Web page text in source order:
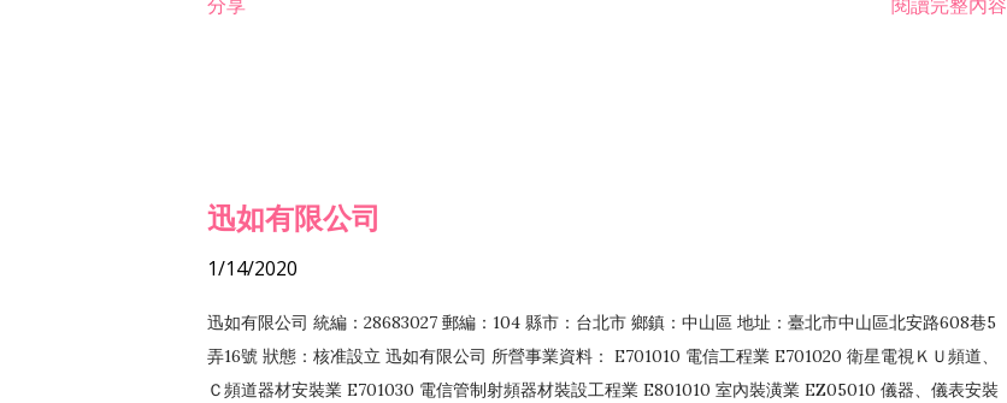
迅如有限公司
1/14/2020
迅如有限公司 統編：28683027 郵編：104 縣市：台北市 鄉鎮：中山區 地址：臺北市中山區北安路608巷5
弄16號 狀態：核准設立 迅如有限公司 所營事業資料： E701010 電信工程業 E701020 衛星電視ＫＵ頻道、
Ｃ頻道器材安裝業 E701030 電信管制射頻器材裝設工程業 E801010 室內裝潢業 EZ05010 儀器、儀表安裝